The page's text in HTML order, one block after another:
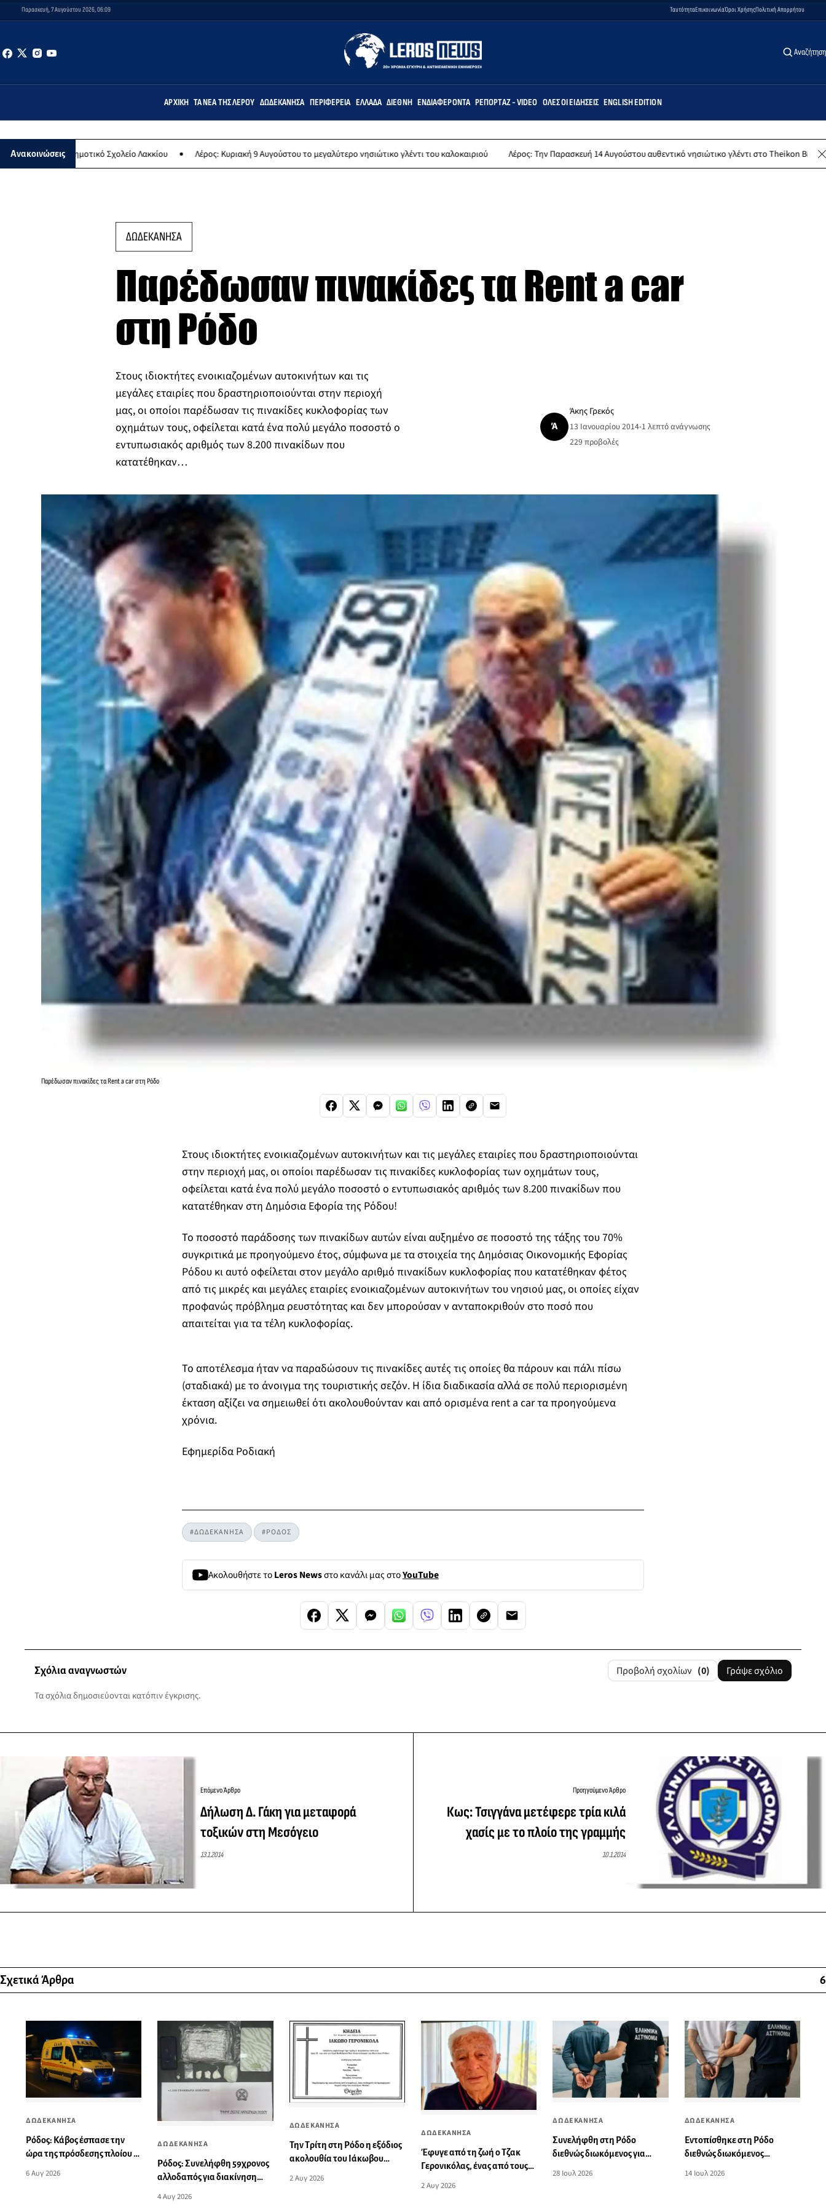
Παρασκευή, 7 Αυγούστου 2026, 06:09 ΤαυτότηταΕπικοινωνίαΌροι ΧρήσηςΠολιτική Απορρήτου
Αναζήτηση
ΑΡΧΙΚΉ ΤΑ ΝΈΑ ΤΗΣ ΛΈΡΟΥ ΔΩΔΕΚΆΝΗΣΑ ΠΕΡΙΦΈΡΕΙΑ ΕΛΛΆΔΑ ΔΙΕΘΝΉ ΕΝΔΙΑΦΈΡΟΝΤΑ ΡΕΠΟΡΤΆΖ - VIDEO ΌΛΕΣ ΟΙ ΕΙΔΉΣΕΙΣ ENGLISH EDITION
Ανακοινώσεις
Δημοτικό Σχολείο Λακκίου Λέρος: Κυριακή 9 Αυγούστου το μεγαλύτερο νησιώτικο γλέντι του καλοκαιριού Λέρος: Την Παρασκευή 14 Αυγούστου αυθεντικό νησιώτικο γλέντι στο Theikon Bistro Restaurant!
ΔΩΔΕΚΑΝΗΣΑ
Παρέδωσαν πινακίδες τα Rent a car
στη Ρόδο
Στους ιδιοκτήτες ενοικιαζομένων αυτοκινήτων και τις
μεγάλες εταιρίες που δραστηριοποιούνται στην περιοχή
μας, οι οποίοι παρέδωσαν τις πινακίδες κυκλοφορίας των
οχημάτων τους, οφείλεται κατά ένα πολύ μεγάλο ποσοστό ο
εντυπωσιακός αριθμός των 8.200 πινακίδων που
κατατέθηκαν…
Ά
Άκης Γρεκός
13 Ιανουαρίου 2014•1 λεπτό ανάγνωσης
229 προβολές
Παρέδωσαν πινακίδες τα Rent a car στη Ρόδο
Στους ιδιοκτήτες ενοικιαζομένων αυτοκινήτων και τις μεγάλες εταιρίες που δραστηριοποιούνται
στην περιοχή μας, οι οποίοι παρέδωσαν τις πινακίδες κυκλοφορίας των οχημάτων τους,
οφείλεται κατά ένα πολύ μεγάλο ποσοστό ο εντυπωσιακός αριθμός των 8.200 πινακίδων που
κατατέθηκαν στη Δημόσια Εφορία της Ρόδου!
Το ποσοστό παράδοσης των πινακίδων αυτών είναι αυξημένο σε ποσοστό της τάξης του 70%
συγκριτικά με προηγούμενο έτος, σύμφωνα με τα στοιχεία της Δημόσιας Οικονομικής Εφορίας
Ρόδου κι αυτό οφείλεται στον μεγάλο αριθμό πινακίδων κυκλοφορίας που κατατέθηκαν φέτος
από τις μικρές και μεγάλες εταιρίες ενοικιαζομένων αυτοκινήτων του νησιού μας, οι οποίες είχαν
προφανώς πρόβλημα ρευστότητας και δεν μπορούσαν ν ανταποκριθούν στο ποσό που
απαιτείται για τα τέλη κυκλοφορίας.
Το αποτέλεσμα ήταν να παραδώσουν τις πινακίδες αυτές τις οποίες θα πάρουν και πάλι πίσω
(σταδιακά) με το άνοιγμα της τουριστικής σεζόν. Η ίδια διαδικασία αλλά σε πολύ περιορισμένη
έκταση αξίζει να σημειωθεί ότι ακολουθούνταν και από ορισμένα rent a car τα προηγούμενα
χρόνια.
Εφημερίδα Ροδιακή
#ΔΩΔΕΚΑΝΗΣΑ #ΡΟΔΟΣ
Ακολουθήστε τοLeros Newsστο κανάλι μας στοYouTube
Σχόλια αναγνωστών Προβολή σχολίων (0) Γράψε σχόλιο
Τα σχόλια δημοσιεύονται κατόπιν έγκρισης.
Επόμενο Άρθρο
Δήλωση Δ. Γάκη για μεταφορά
τοξικών στη Μεσόγειο
13.1.2014
Προηγούμενο Άρθρο
Κως: Τσιγγάνα μετέφερε τρία κιλά
χασίς με το πλοίο της γραμμής
10.1.2014
Σχετικά Άρθρα 6
ΔΩΔΕΚΑΝΗΣΑ
Ρόδος: Κάβος έσπασε την
ώρα της πρόσδεσης πλοίου -
ναυτικός
6 Αυγ 2026
ΔΩΔΕΚΑΝΗΣΑ
Ρόδος: Συνελήφθη 59χρονος
αλλοδαπός για διακίνηση
4 Αυγ 2026
ΔΩΔΕΚΑΝΗΣΑ
Την Τρίτη στη Ρόδο η εξόδιος
ακολουθία του Ιάκωβου
2 Αυγ 2026
ΔΩΔΕΚΑΝΗΣΑ
Έφυγε από τη ζωή ο Τζακ
Γερονικόλας, ένας από τους
της Ρόδου
2 Αυγ 2026
ΔΩΔΕΚΑΝΗΣΑ
Συνελήφθη στη Ρόδο
διεθνώς διωκόμενος για
απάτη
28 Ιουλ 2026
ΔΩΔΕΚΑΝΗΣΑ
Εντοπίσθηκε στη Ρόδο
διεθνώς διωκόμενος
αλλοδαπός
14 Ιουλ 2026